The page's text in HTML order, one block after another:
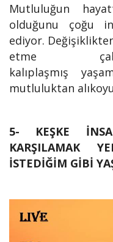
Mutluluğun
olduğunu çoğu
ediyor.
etme
kalıplaşmış y
mutluluktan
5- KEŞKE
KARŞILAMAK
İSTEDİĞİM GİBİ